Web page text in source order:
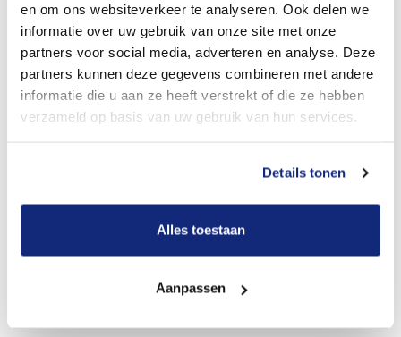
en om ons websiteverkeer te analyseren. Ook delen we
informatie over uw gebruik van onze site met onze
partners voor social media, adverteren en analyse. Deze
partners kunnen deze gegevens combineren met andere
informatie die u aan ze heeft verstrekt of die ze hebben
verzameld op basis van uw gebruik van hun services.
Details tonen
Alles toestaan
Aanpassen
Een betere uitvaart ervaring voor een betere